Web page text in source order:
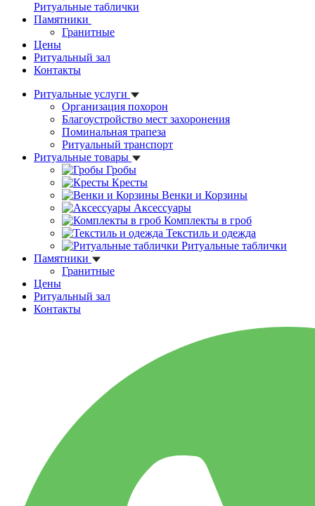
Ритуальные таблички
Памятники
Гранитные
Цены
Ритуальный зал
Контакты
Ритуальные услуги
Организация похорон
Благоустройство мест захоронения
Поминальная трапеза
Ритуальный транспорт
Ритуальные товары
Гробы
Кресты
Венки и Корзины
Аксессуары
Комплекты в гроб
Текстиль и одежда
Ритуальные таблички
Памятники
Гранитные
Цены
Ритуальный зал
Контакты